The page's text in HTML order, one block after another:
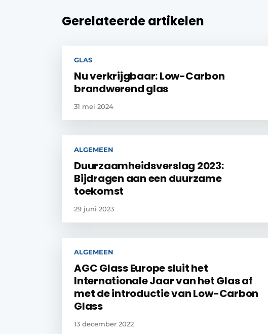
Gerelateerde artikelen
GLAS
Nu verkrijgbaar: Low-Carbon
brandwerend glas
31 mei 2024
ALGEMEEN
Duurzaamheidsverslag 2023:
Bijdragen aan een duurzame
toekomst
29 juni 2023
ALGEMEEN
AGC Glass Europe sluit het
Internationale Jaar van het Glas af
met de introductie van Low-Carbon
Glass
13 december 2022